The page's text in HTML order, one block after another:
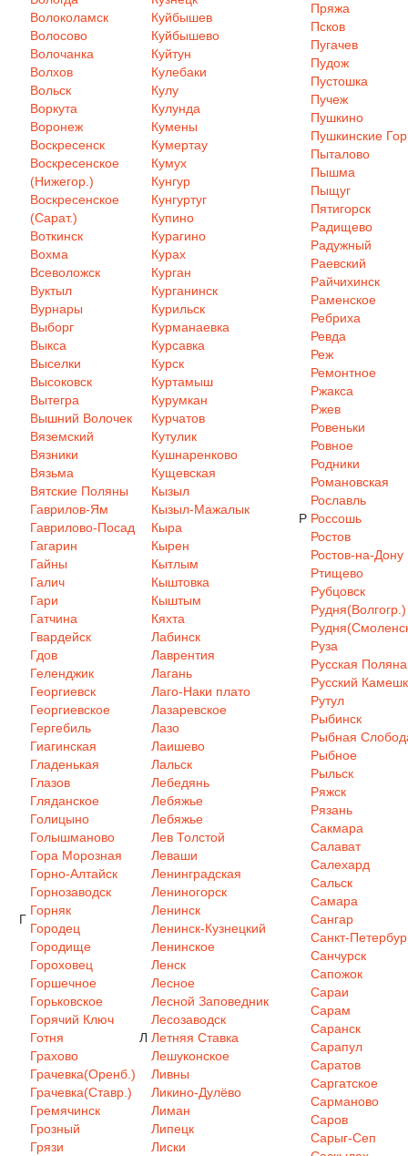
Волоколамск
Волосово
Волочанка
Волхов
Вольск
Воркута
Воронеж
Воскресенск
Воскресенское
(Нижегор.)
Воскресенское
(Сарат.)
Воткинск
Вохма
Всеволожск
Вуктыл
Вурнары
Выборг
Выкса
Выселки
Высоковск
Вытегра
Вышний Волочек
Вяземский
Вязники
Вязьма
Вятские Поляны
Г
Гаврилов-Ям
Гаврилово-Посад
Гагарин
Гайны
Галич
Гари
Гатчина
Гвардейск
Гдов
Геленджик
Георгиевск
Георгиевское
Гергебиль
Гиагинская
Гладенькая
Глазов
Гляданское
Голицыно
Голышманово
Гора Морозная
Горно-Алтайск
Горнозаводск
Горняк
Городец
Городище
Гороховец
Горшечное
Горьковское
Горячий Ключ
Готня
Грахово
Грачевка(Оренб.)
Грачевка(Ставр.)
Гремячинск
Грозный
Грязи
Куйбышев
Куйбышево
Куйтун
Кулебаки
Кулу
Кулунда
Кумены
Кумертау
Кумух
Кунгур
Кунгуртуг
Купино
Курагино
Курах
Курган
Курганинск
Курильск
Курманаевка
Курсавка
Курск
Куртамыш
Курумкан
Курчатов
Кутулик
Кушнаренково
Кущевская
Кызыл
Кызыл-Мажалык
Кыра
Кырен
Кытлым
Кыштовка
Кыштым
Кяхта
Л
Лабинск
Лаврентия
Лагань
Лаго-Наки плато
Лазаревское
Лазо
Лаишево
Лальск
Лебедянь
Лебяжье
Лебяжье
Лев Толстой
Леваши
Ленинградская
Лениногорск
Ленинск
Ленинск-Кузнецкий
Ленинское
Ленск
Лесное
Лесной Заповедник
Лесозаводск
Летняя Ставка
Лешуконское
Ливны
Ликино-Дулёво
Лиман
Липецк
Лиски
Пряжа
Псков
Пугачев
Пудож
Пустошка
Пучеж
Пушкино
Пушкинские
Пыталово
Пышма
Пыщуг
Пятигорск
Р
Радищево
Радужный
Раевский
Райчихинск
Раменское
Ребриха
Ревда
Реж
Ремонтное
Ржакса
Ржев
Ровеньки
Ровное
Родники
Романовская
Рославль
Россошь
Ростов
Ростов-на-Дону
Ртищево
Рубцовск
Рудня(Волгогр.)
Руза
Русская Поляна
Русский
Рутул
Рыбинск
Рыбная
Рыбное
Рыльск
Ряжск
Рязань
Сакмара
Салават
Салехард
Сальск
Самара
Сангар
Санкт-
Санчурск
Сапожок
Сараи
Сарам
Саранск
Сарапул
Саратов
Саргатское
Сарманово
Саров
Сарыг-Сеп